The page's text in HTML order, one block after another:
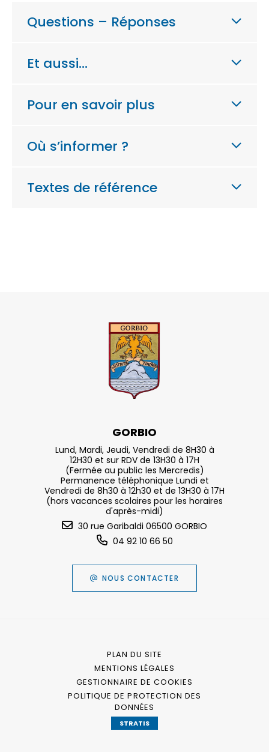
Questions – Réponses
Et aussi…
Pour en savoir plus
Où s’informer ?
Textes de référence
GORBIO
Lund, Mardi, Jeudi, Vendredi de 8H30 à
12H30 et sur RDV de 13H30 à 17H
(Fermée au public les Mercredis)
Permanence téléphonique Lundi et
Vendredi de 8h30 à 12h30 et de 13H30 à 17H
(hors vacances scolaires pour les horaires
d'après-midi)
30 rue Garibaldi 06500 GORBIO
04 92 10 66 50
NOUS CONTACTER
PLAN DU SITE
MENTIONS LÉGALES
GESTIONNAIRE DE COOKIES
POLITIQUE DE PROTECTION DES
DONNÉES
STRATIS